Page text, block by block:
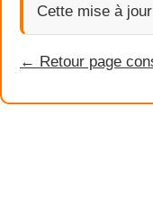
Cette mise à
← Retour page